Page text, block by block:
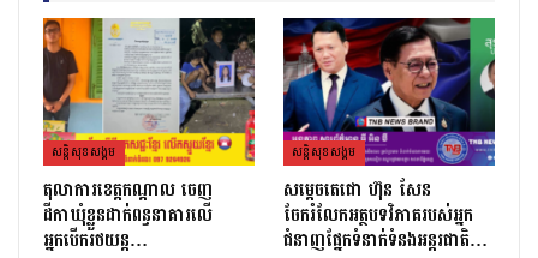
សន្តិសុខសង្គម
តុលាការខេត្តកណ្ដាល ចេញ
ដីកាឃុំខ្លួនដាក់ពន្ធនាគារលើ
អ្នកបើករថយន្ត…
សន្តិសុខសង្គម
សម្តេចតេជោ ហ៊ុន សែន
ចែករំលែកអត្ថបទវិភាគរបស់អ្នក
ជំនាញផ្នែកទំនាក់ទំនងអន្តរជាតិ…